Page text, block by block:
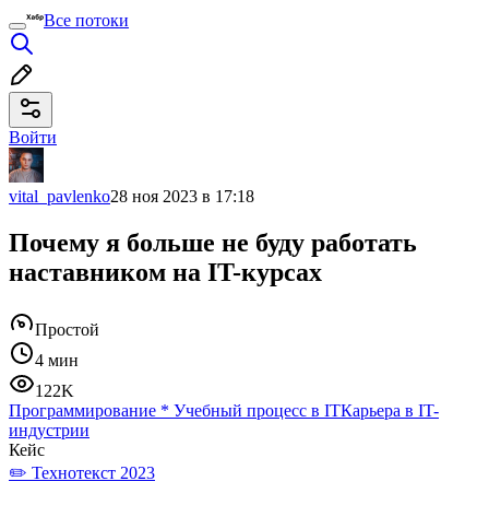
Все потоки
Войти
vital_pavlenko28 ноя 2023 в 17:18
Почему я больше не буду работать
наставником на IT-курсах
Простой
4 мин
122K
Программирование * Учебный процесс в ITКарьера в IT-
индустрии
Кейс
✏️ Технотекст 2023